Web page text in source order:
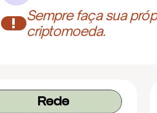
!
Sempre faça sua
criptomoeda.
Rede